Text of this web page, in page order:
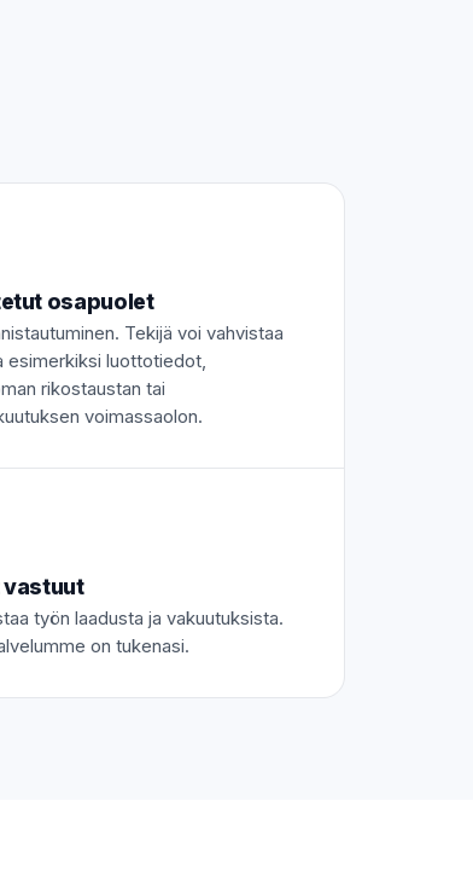
osapuolet
Tekijä voi vahvistaa
esimerkiksi luottotiedot,
rikostaustan tai
voimassaolon.
vastuut
työn laadusta ja vakuutuksista.
on tukenasi.